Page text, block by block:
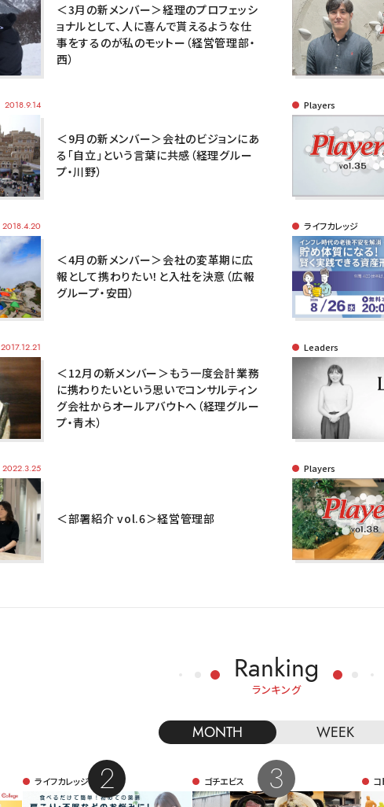
＜3月の新メンバー＞経理のプロフェッシ
ョナルとして、人に喜んで貰えるような仕
事をするのが私のモットー（経営管理部・
西）
2018.9.14
＜9月の新メンバー＞会社のビジョンにあ
る「自立」という言葉に共感（経理グルー
プ・川野）
2018.4.20
＜4月の新メンバー＞会社の変革期に広
報として携わりたい！と入社を決意（広報
グループ・安田）
2017.12.21
＜12月の新メンバー＞もう一度会計業務
に携わりたいという思いでコンサルティン
グ会社からオールアバウトへ（経理グルー
プ・青木）
2022.3.25
＜部署紹介 vol.6＞経営管理部
Players
ライフカレッジ
Leaders
Players
Ranking
ランキング
MONTH WEEK
ライフカレッジ ゴチエビス コ